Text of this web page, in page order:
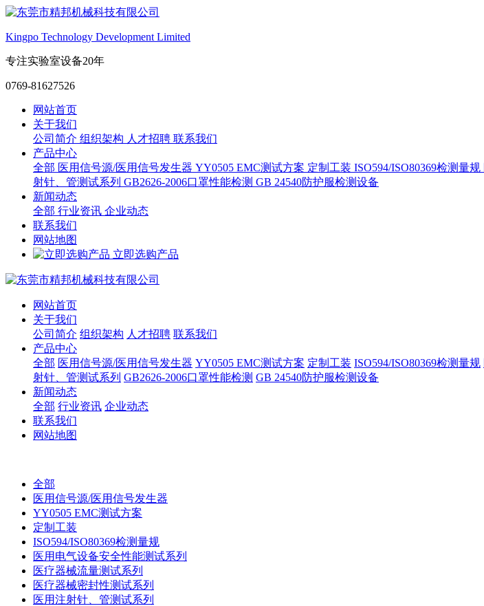
Kingpo Technology Development Limited
专注实验室设备20年
0769-81627526
网站首页
关于我们
公司简介 组织架构 人才招聘 联系我们
产品中心
全部 医用信号源/医用信号发生器 YY0505 EMC测试方案 定制工装 ISO594/ISO80369检测量规
射针、管测试系列 GB2626-2006口罩性能检测 GB 24540防护服检测设备
新闻动态
全部 行业资讯 企业动态
联系我们
网站地图
立即选购产品
网站首页
关于我们
公司简介 组织架构 人才招聘 联系我们
产品中心
全部 医用信号源/医用信号发生器 YY0505 EMC测试方案 定制工装 ISO594/ISO80369检测量规
射针、管测试系列 GB2626-2006口罩性能检测 GB 24540防护服检测设备
新闻动态
全部 行业资讯 企业动态
联系我们
网站地图
全部
医用信号源/医用信号发生器
YY0505 EMC测试方案
定制工装
ISO594/ISO80369检测量规
医用电气设备安全性能测试系列
医疗器械流量测试系列
医疗器械密封性测试系列
医用注射针、管测试系列